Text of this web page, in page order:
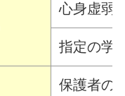
心身虚弱
指定の学
保護者の